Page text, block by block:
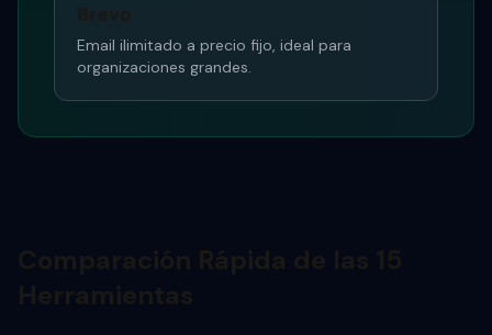
Brevo
Email ilimitado a precio fijo, ideal para
organizaciones grandes.